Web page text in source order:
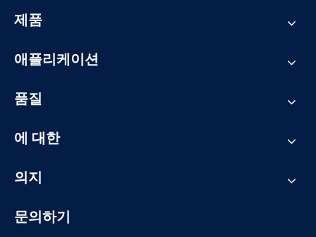
제품
애플리케이션
품질
에 대한
의지
문의하기